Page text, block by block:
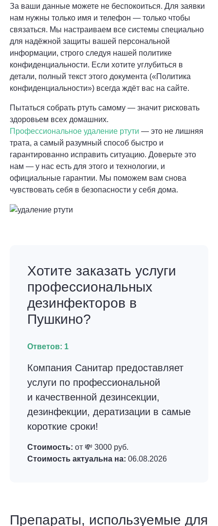
За ваши данные можете не беспокоиться. Для заявки
нам нужны только имя и телефон — только чтобы
связаться. Мы настраиваем все системы специально
для надёжной защиты вашей персональной
информации, строго следуя нашей политике
конфиденциальности. Если хотите углубиться в
детали, полный текст этого документа («Политика
конфиденциальности») всегда ждёт вас на сайте.
Пытаться собрать ртуть самому — значит рисковать
здоровьем всех домашних.
Профессиональное удаление ртути — это не лишняя
трата, а самый разумный способ быстро и
гарантированно исправить ситуацию. Доверьте это
нам — у нас есть для этого и технологии, и
официальные гарантии. Мы поможем вам снова
чувствовать себя в безопасности у себя дома.
Хотите заказать услуги
профессиональных
дезинфекторов в
Пушкино?
Ответов: 1
Компания Санитар предоставляет
услуги по профессиональной
и качественной дезинсекции,
дезинфекции, дератизации в самые
короткие сроки!
Стоимость: от 💸 3000 руб.
Стоимость актуальна на: 06.08.2026
Препараты, используемые для